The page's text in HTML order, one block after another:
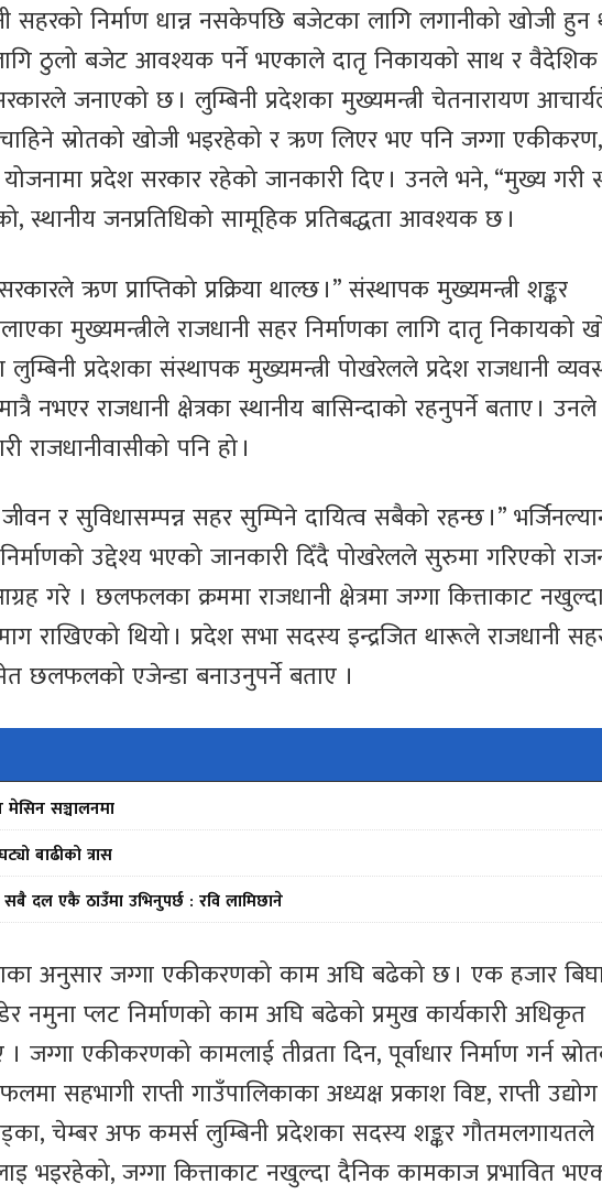
सहरको निर्माण धान्न नसकेपछि बजेटका लागि लगानीको खोजी
लागि ठुलो बजेट आवश्यक पर्ने भएकाले दातृ निकायको साथ र वैदेशिक
जनाएको छ । लुम्बिनी प्रदेशका मुख्यमन्त्री चेतनारायण
चाहिने स्रोतको खोजी भइरहेको र ऋण लिएर भए पनि जग्गा
योजनामा प्रदेश सरकार रहेको जानकारी दिए । उनले भने, “मुख्य गरी
स्थानीय जनप्रतिधिको सामूहिक प्रतिबद्धता आवश्यक छ ।
ऋण प्राप्तिको प्रक्रिया थाल्छ ।” संस्थापक मुख्यमन्त्री शङ्कर
मुख्यमन्त्रीले राजधानी सहर निर्माणका लागि दातृ निकायको
प्रदेशका संस्थापक मुख्यमन्त्री पोखरेलले प्रदेश राजधानी
नभएर राजधानी क्षेत्रका स्थानीय बासिन्दाको रहनुपर्ने बताए ।
राजधानीवासीको पनि हो ।
र सुविधासम्पन्न सहर सुम्पिने दायित्व सबैको रहन्छ ।”
उद्देश्य भएको जानकारी दिँदै पोखरेलले सुरुमा गरिएको
गरे । छलफलका क्रममा राजधानी क्षेत्रमा जग्गा कित्ताकाट
राखिएको थियो । प्रदेश सभा सदस्य इन्द्रजित थारूले राजधानी
छलफलको एजेन्डा बनाउनुपर्ने बताए ।
मेसिन सञ्चालनमा
बाढीको त्रास
सबै दल एकै ठाउँमा उभिनुपर्छ : रवि लामिछाने
अनुसार जग्गा एकीकरणको काम अघि बढेको छ । एक हजार
नमुना प्लट निर्माणको काम अघि बढेको प्रमुख कार्यकारी अधिकृत
जग्गा एकीकरणको कामलाई तीव्रता दिन, पूर्वाधार निर्माण गर्न
सहभागी राप्ती गाउँपालिकाका अध्यक्ष प्रकाश विष्ट, राप्ती उद्योग
चेम्बर अफ कमर्स लुम्बिनी प्रदेशका सदस्य शङ्कर गौतमलगायतले
भइरहेको, जग्गा कित्ताकाट नखुल्दा दैनिक कामकाज प्रभावित